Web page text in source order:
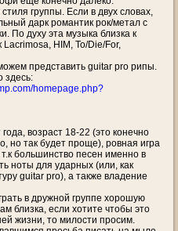
группы. Если в двух словах,
дарк романтик рок/метал с
По духу эта музыка близка к
Lacrimosa, HIM, To/Die/For,
представить guitar pro рипы.
здесь:
homepage.php?
возраст 18-22 (это конечно
но так будет проще), ровная игра
большинство песен именно в
ноты для ударных (или, как
guitar pro), а также владение
в дружной группе хорошую
близка, если хотите чтобы это
жизни, то милости просим.